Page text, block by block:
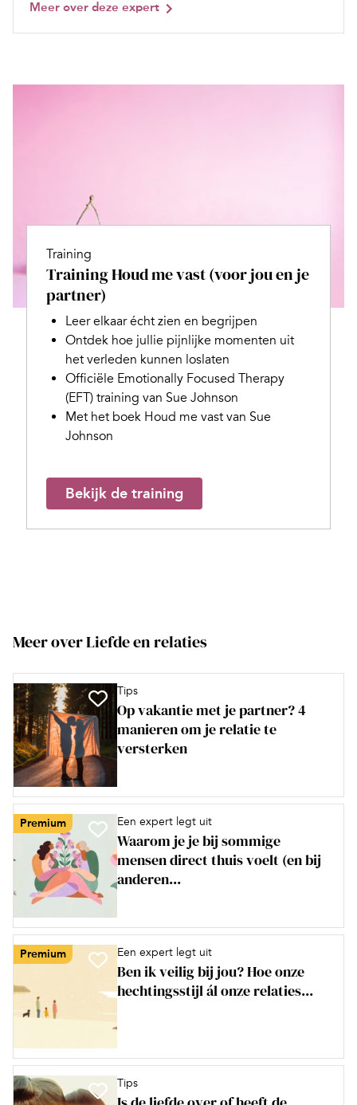
Meer over deze expert
Training
Training Houd me vast (voor jou en je
partner)
Leer elkaar écht zien en begrijpen
Ontdek hoe jullie pijnlijke momenten uit
het verleden kunnen loslaten
Officiële Emotionally Focused Therapy
(EFT) training van Sue Johnson
Met het boek Houd me vast van Sue
Johnson
Bekijk de training
Meer over Liefde en relaties
Tips
Op vakantie met je partner? 4
manieren om je relatie te
versterken
Premium Een expert legt uit
Waarom je je bij sommige
mensen direct thuis voelt (en bij
anderen...
Premium Een expert legt uit
Ben ik veilig bij jou? Hoe onze
hechtingsstijl ál onze relaties...
Tips